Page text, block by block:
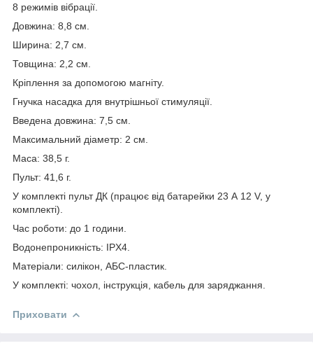
8 режимів вібрації.
Довжина: 8,8 см.
Ширина: 2,7 см.
Товщина: 2,2 см.
Кріплення за допомогою магніту.
Гнучка насадка для внутрішньої стимуляції.
Введена довжина: 7,5 см.
Максимальний діаметр: 2 см.
Маса: 38,5 г.
Пульт: 41,6 г.
У комплекті пульт ДК (працює від батарейки 23 А 12 V, у
комплекті).
Час роботи: до 1 години.
Водонепроникність: IPX4.
Матеріали: силікон, АБС-пластик.
У комплекті: чохол, інструкція, кабель для заряджання.
Приховати